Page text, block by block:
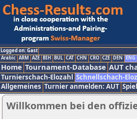
Logged on: Gast
Arabic ARM AZE BIH BUL CAT CHN CRO CZE DEN ENG
Home Tournament-Database AUT
Turnierschach-Elozahl Schnellschach-
Allgemeines Turnier anmelden: AUT
Willkommen bei den